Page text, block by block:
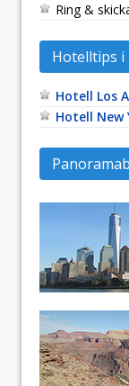
Ring &
Hotelltips
Hotell Los
Hotell New